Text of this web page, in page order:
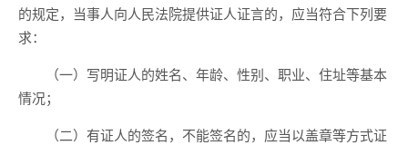
的规定，当事人向人民法院提供证人证言的，应当符合下列要
求：
（一）写明证人的姓名、年龄、性别、职业、住址等基本
情况；
（二）有证人的签名，不能签名的，应当以盖章等方式证